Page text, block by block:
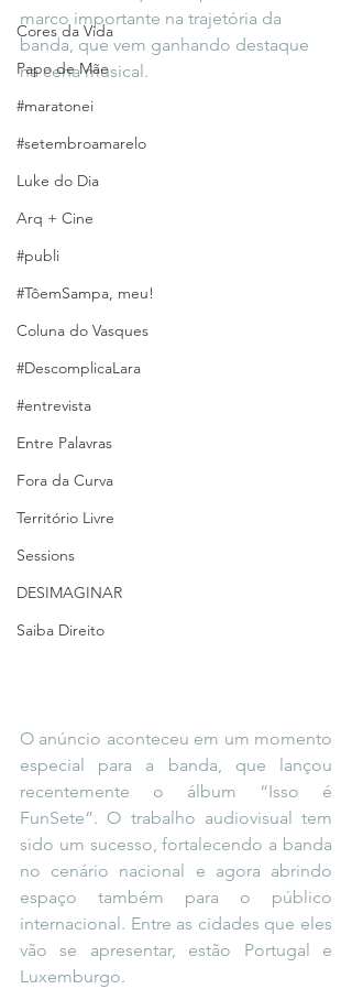
Cores da Vida
Papo de Mãe
#maratonei
#setembroamarelo
Luke do Dia
Arq + Cine
#publi
#TôemSampa, meu!
Coluna do Vasques
#DescomplicaLara
#entrevista
Entre Palavras
Fora da Curva
Território Livre
Sessions
DESIMAGINAR
Saiba Direito
marco importante na trajetória da
banda, que vem ganhando destaque
na cena musical.
O anúncio aconteceu em um momento
especial para a banda, que lançou
recentemente o álbum “Isso é
FunSete”. O trabalho audiovisual tem
sido um sucesso, fortalecendo a banda
no cenário nacional e agora abrindo
espaço também para o público
internacional. Entre as cidades que eles
vão se apresentar, estão Portugal e
Luxemburgo.